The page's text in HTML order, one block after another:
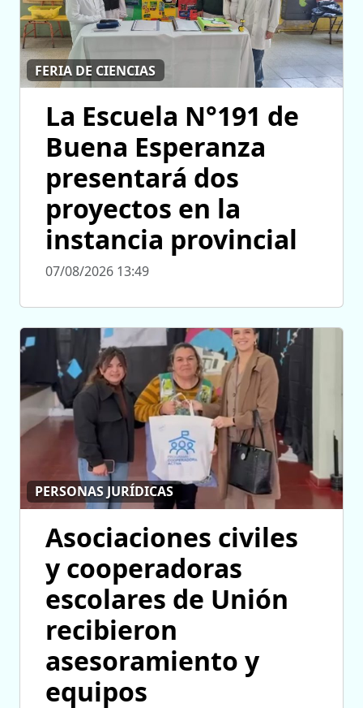
FERIA DE CIENCIAS
La Escuela N°191 de
Buena Esperanza
presentará dos
proyectos en la
instancia provincial
07/08/2026 13:49
PERSONAS JURÍDICAS
Asociaciones civiles
y cooperadoras
escolares de Unión
recibieron
asesoramiento y
equipos